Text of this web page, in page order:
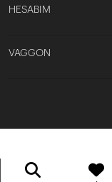
HESABIM
VAGGON